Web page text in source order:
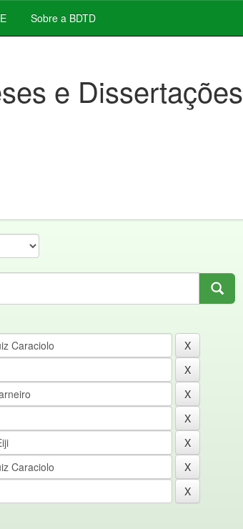
Sobre a BDTD
e Dissertações